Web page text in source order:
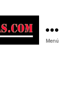
Menú